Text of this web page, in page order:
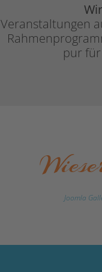
Veranstaltungen
pur
Joomla